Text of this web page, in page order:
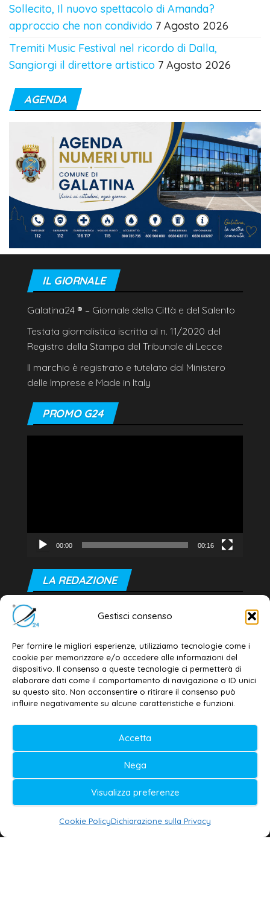
Gestisci consenso
Per fornire le migliori esperienze, utilizziamo tecnologie come i
cookie per memorizzare e/o accedere alle informazioni del
dispositivo. Il consenso a queste tecnologie ci permetterà di
elaborare dati come il comportamento di navigazione o ID unici
su questo sito. Non acconsentire o ritirare il consenso può
influire negativamente su alcune caratteristiche e funzioni.
Accetta
Nega
Visualizza preferenze
Cookie PolicyDichiarazione sulla Privacy
Sollecito, Il nuovo spettacolo di Amanda?
approccio che non condivido 7 Agosto 2026
Tremiti Music Festival nel ricordo di Dalla,
Sangiorgi il direttore artistico 7 Agosto 2026
AGENDA
IL GIORNALE
Galatina24 ® – Giornale della Città e del Salento
Testata giornalistica iscritta al n. 11/2020 del
Registro della Stampa del Tribunale di Lecce
Il marchio è registrato e tutelato dal Ministero
delle Imprese e Made in Italy
PROMO G24
00:00 00:16
LA REDAZIONE
Editore e direttore responsabile:
Dott. Daniele G. Masciullo
Email: redazione@galatina24.it
Contatti –Disclaimer
Privacy policy –Cookie policy
© 2020-2026 | Galatina24 ®
Testata iscritta al n. 11/2020 Registro della
Stampa Tribunale di Lecce
Editore e direttore responsabile:
Daniele G. Masciullo